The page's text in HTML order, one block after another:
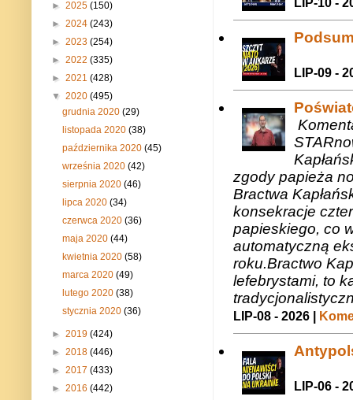
LIP-10 -
LIP-09 -
zgody papieża
Bractwa
konsekracje
papieskiego, co
automatyczną
roku.Bractwo
lefebrystami, to
LIP-08 - 2026 |
LIP-06 -
► 2025 (150)
► 2024 (243)
► 2023 (254)
► 2022 (335)
► 2021 (428)
▼ 2020 (495)
grudnia 2020(29)
listopada 2020(38)
października 2020(45)
września 2020(42)
sierpnia 2020(46)
lipca 2020(34)
czerwca 2020(36)
maja 2020(44)
kwietnia 2020(58)
marca 2020(49)
lutego 2020(38)
stycznia 2020(36)
► 2019 (424)
► 2018 (446)
► 2017 (433)
► 2016 (442)